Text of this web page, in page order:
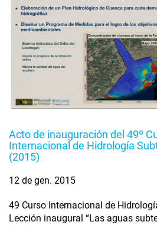
Acto de inauguración del 49º
Internacional de Hidrología
(2015)
12 de gen. 2015
49 Curso Internacional de
Lección inaugural “Las aguas